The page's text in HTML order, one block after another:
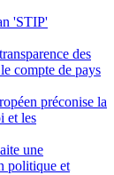
'STIP'
des
compte de pays
préconise la
et les
une
politique et